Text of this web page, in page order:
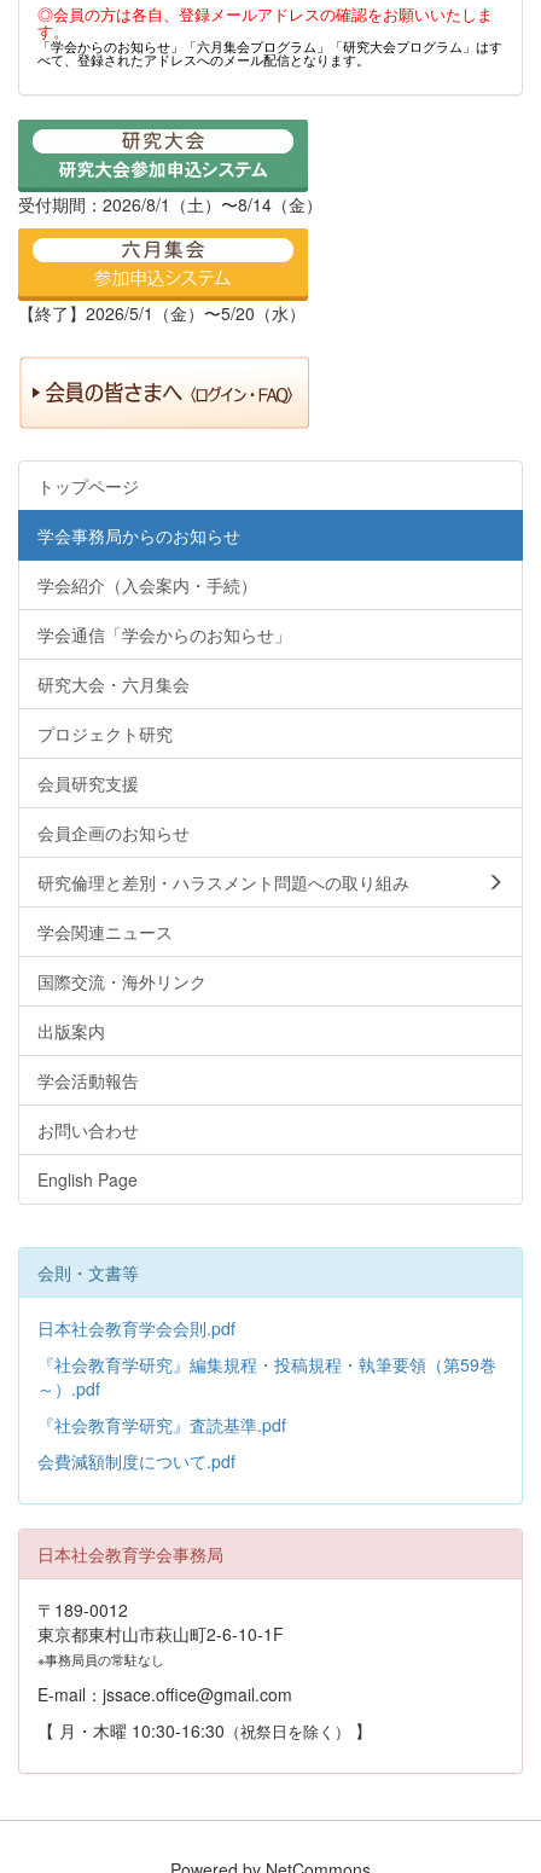
◎会員の方は各自、登録メールアドレスの確認をお願いいたしま
す。
「学会からのお知らせ」「六月集会プログラム」「研究大会プログラム」はす
べて、登録されたアドレスへのメール配信となります。
受付期間：2026/8/1（土）〜8/14（金）
【終了】2026/5/1（金）〜5/20（水）
トップページ
学会事務局からのお知らせ
学会紹介（入会案内・手続）
学会通信「学会からのお知らせ」
研究大会・六月集会
プロジェクト研究
会員研究支援
会員企画のお知らせ
研究倫理と差別・ハラスメント問題への取り組み
学会関連ニュース
国際交流・海外リンク
出版案内
学会活動報告
お問い合わせ
English Page
会則・文書等
日本社会教育学会会則.pdf
『社会教育学研究』編集規程・投稿規程・執筆要領（第59巻
～）.pdf
『社会教育学研究』査読基準.pdf
会費減額制度について.pdf
日本社会教育学会事務局
〒189-0012
東京都東村山市萩山町2-6-10-1F
※事務局員の常駐なし
E-mail：jssace.office@gmail.com
【 月・木曜 10:30-16:30 （祝祭日を除く） 】